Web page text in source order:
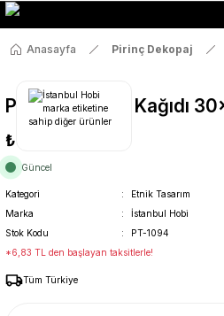
Size Özel "HG10" Koduyla Sepette
Anasayfa Pirinç Dekopaj
Pirinç Dekopaj Kağıdı
₺36
Güncel
Kategori
Etnik Tasarım
Marka
İstanbul Hobi
Stok Kodu
PT-1094
*6,83 TL den başlayan taksitlerle!
Tüm Türkiye